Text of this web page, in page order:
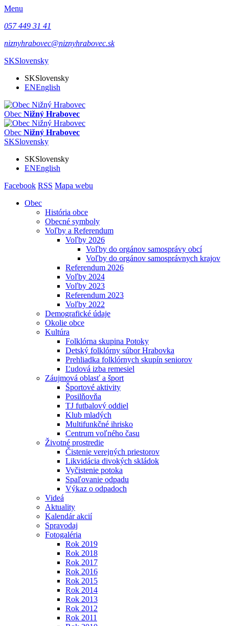
Menu
057 449 31 41
niznyhrabovec@niznyhrabovec.sk
SKSlovensky
SKSlovensky
ENEnglish
Obec Nižný Hrabovec
Obec Nižný Hrabovec
SKSlovensky
SKSlovensky
ENEnglish
Facebook RSS Mapa webu
Obec
História obce
Obecné symboly
Voľby a Referendum
Voľby 2026
Voľby do orgánov samosprávy obcí
Voľby do orgánov samosprávnych krajov
Referendum 2026
Voľby 2024
Voľby 2023
Referendum 2023
Voľby 2022
Demografické údaje
Okolie obce
Kultúra
Folklórna skupina Potoky
Detský folklórny súbor Hrabovka
Prehliadka folklórnych skupín seniorov
Ľudová izba remesiel
Záujmová oblasť a šport
Športové aktivity
Posilňovňa
TJ futbalový oddiel
Klub mladých
Multifunkčné ihrisko
Centrum voľného času
Životné prostredie
Čistenie verejných priestorov
Likvidácia divokých skládok
Vyčistenie potoka
Spaľovanie odpadu
Výkaz o odpadoch
Videá
Aktuality
Kalendár akcií
Spravodaj
Fotogaléria
Rok 2019
Rok 2018
Rok 2017
Rok 2016
Rok 2015
Rok 2014
Rok 2013
Rok 2012
Rok 2011